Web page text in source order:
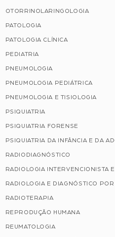
OTORRINOLARINGOLOGIA
PATOLOGIA
PATOLOGIA CLÍNICA
PEDIATRIA
PNEUMOLOGIA
PNEUMOLOGIA PEDIÁTRICA
PNEUMOLOGIA E TISIOLOGIA
PSIQUIATRIA
PSIQUIATRIA FORENSE
PSIQUIATRIA DA INFÂNCIA E DA
RADIODIAGNÓSTICO
RADIOLOGIA INTERVENCIONISTA
RADIOLOGIA E DIAGNÓSTICO POR
RADIOTERAPIA
REPRODUÇÃO HUMANA
REUMATOLOGIA